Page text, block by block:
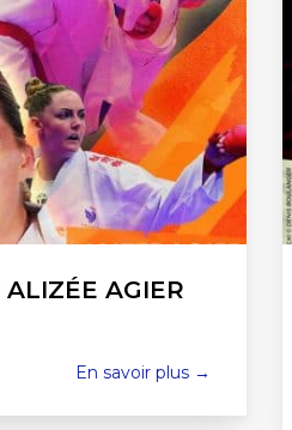
ALIZÉE AGIER
En savoir plus →